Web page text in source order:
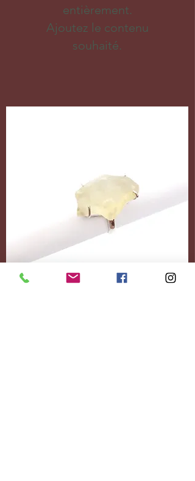
entièrement.
Ajoutez le contenu
souhaité.